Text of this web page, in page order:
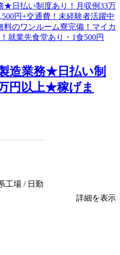
造業務★日払い制
円以上★稼げま
工場 / 日勤
詳細を表示